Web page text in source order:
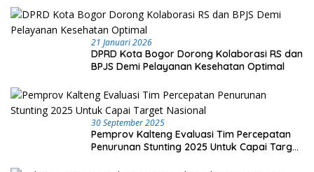
21 Januari 2026
DPRD Kota Bogor Dorong Kolaborasi RS dan
BPJS Demi Pelayanan Kesehatan Optimal
30 September 2025
Pemprov Kalteng Evaluasi Tim Percepatan
Penurunan Stunting 2025 Untuk Capai Target